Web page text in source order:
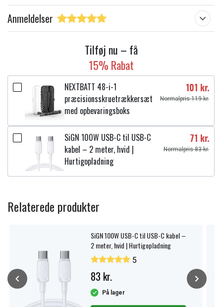
Anmeldelser
Tilføj nu – få
15% Rabat
NEXTBATT 48-i-1
præcisionsskruetrækkersæt
med opbevaringsboks
101 kr.
Normalpris 119 kr.
SiGN 100W USB-C til USB-C
kabel – 2 meter, hvid |
Hurtigopladning
71 kr.
Normalpris 83 kr.
Relaterede produkter
SiGN 100W USB-C til USB-C kabel –
2 meter, hvid | Hurtigopladning
5
83 kr.
På lager